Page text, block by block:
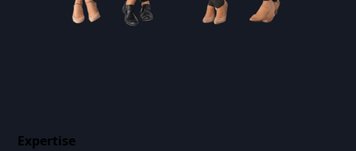
Expertise